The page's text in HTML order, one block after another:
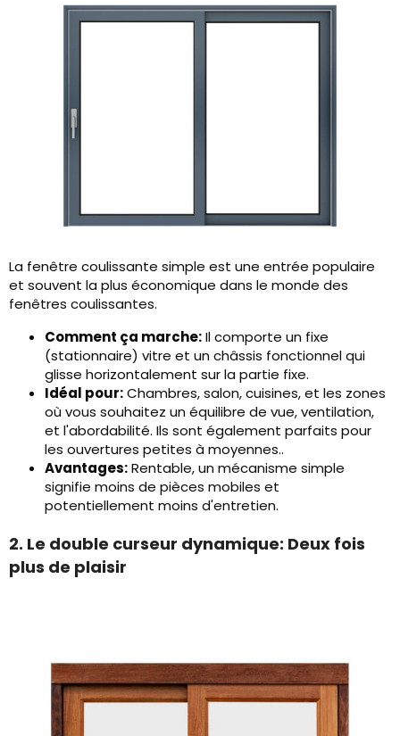
La fenêtre coulissante simple est une entrée populaire
et souvent la plus économique dans le monde des
fenêtres coulissantes.
Comment ça marche:Il comporte un fixe
(stationnaire) vitre et un châssis fonctionnel qui
glisse horizontalement sur la partie fixe.
Idéal pour:Chambres, salon, cuisines, et les zones
où vous souhaitez un équilibre de vue, ventilation,
et l'abordabilité. Ils sont également parfaits pour
les ouvertures petites à moyennes..
Avantages:Rentable, un mécanisme simple
signifie moins de pièces mobiles et
potentiellement moins d'entretien.
2. Le double curseur dynamique: Deux fois
plus de plaisir